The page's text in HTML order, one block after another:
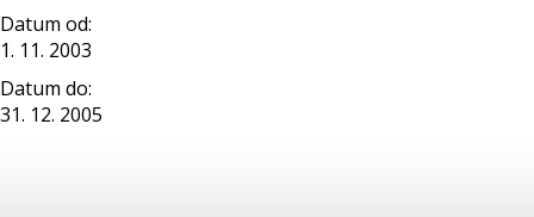
Datum od:
1. 11. 2003
Datum do:
31. 12. 2005